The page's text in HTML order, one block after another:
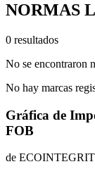
NORMAS
0 resultados
No se encontraron
No hay marcas
Gráfica de
FOB
de